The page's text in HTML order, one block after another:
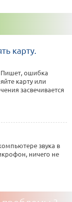
карту.
Пишет, ошибка
карту или
засвечивается
звука в
ничего не